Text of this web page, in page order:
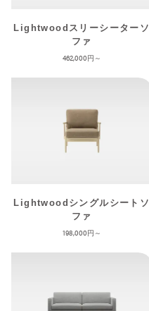
Lightwoodスリーシーターソ
ファ
462,000
Lightwoodシングルシートソ
ファ
198,000